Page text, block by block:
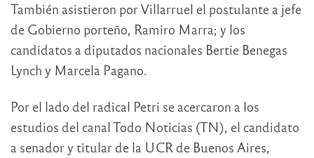
También asistieron por Villarruel el postulante a jefe
de Gobierno porteño, Ramiro Marra; y los
candidatos a diputados nacionales Bertie Benegas
Lynch y Marcela Pagano.
Por el lado del radical Petri se acercaron a los
estudios del canal Todo Noticias (TN), el candidato
a senador y titular de la UCR de Buenos Aires,